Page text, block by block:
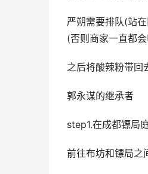
严朔需要排队(站
(否则商家一直都会
之后将酸辣粉带回
郭永谋的继承者
step1.在成都镖局
前往布坊和镖局之